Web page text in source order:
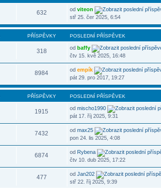
632 odviteon
stř 25. čer 2025, 6:54
PŘÍSPĚVKY POSLEDNÍ PŘÍSPĚVEK
318 odbaffy
čtv 15. kvě 2025, 16:48
8984 odempík
pát 29. pro 2017, 19:27
PŘÍSPĚVKY POSLEDNÍ PŘÍSPĚVEK
1915 odmischo1990
pát 17. říj 2025, 9:31
7432 odmax25
pon 24. lis 2025, 4:08
6874 od Rybena
čtv 10. dub 2025, 17:22
477 odJan202
stř 22. říj 2025, 9:39